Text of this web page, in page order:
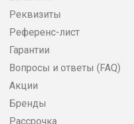
Реквизиты
Референс-лист
Гарантии
Вопросы и ответы (FAQ)
Акции
Бренды
Рассрочка